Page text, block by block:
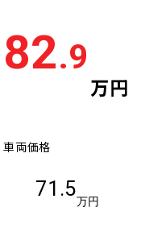
82.9
万円
車両価格
71.5
万円